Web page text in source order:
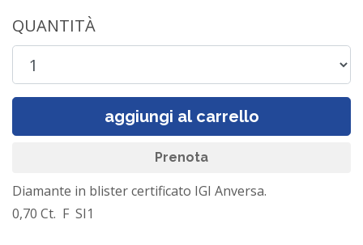
QUANTITÀ
aggiungi al carrello
Prenota
Diamante in blister certificato IGI Anversa.
0,70 Ct. F SI1